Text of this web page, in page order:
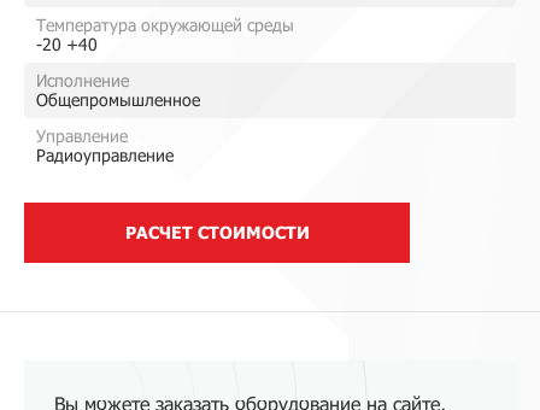
Температура окружающей среды
-20 +40
Исполнение
Общепромышленное
Управление
Радиоуправление
РАСЧЕТ СТОИМОСТИ
Вы можете заказать оборудование на сайте,